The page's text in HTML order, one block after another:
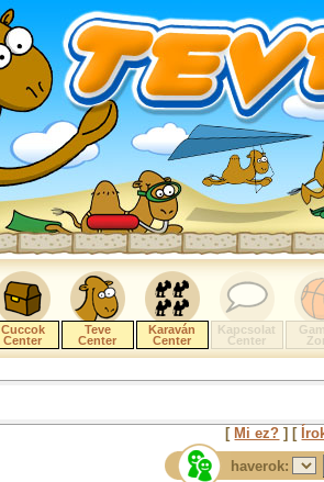
Cuccok
Center
Teve
Center
Karaván
Center
Kapcsolat
Center
[ Mi ez? ] [
haverok: